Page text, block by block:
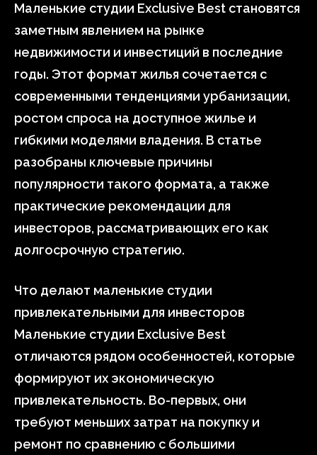
Маленькие студии Exclusive Best становятся
заметным явлением на рынке
недвижимости и инвестиций в последние
годы. Этот формат жилья сочетается с
современными тенденциями урбанизации,
ростом спроса на доступное жилье и
гибкими моделями владения. В статье
разобраны ключевые причины
популярности такого формата, а также
практические рекомендации для
инвесторов, рассматривающих его как
долгосрочную стратегию.
Что делают маленькие студии
привлекательными для инвесторов
Маленькие студии Exclusive Best
отличаются рядом особенностей, которые
формируют их экономическую
привлекательность. Во-первых, они
требуют меньших затрат на покупку и
ремонт по сравнению с большими